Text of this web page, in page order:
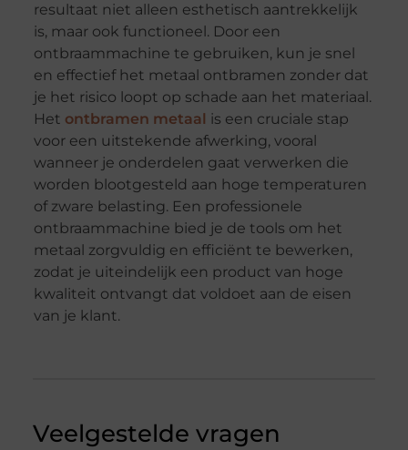
resultaat niet alleen esthetisch aantrekkelijk
is, maar ook functioneel. Door een
ontbraammachine te gebruiken, kun je snel
en effectief het metaal ontbramen zonder dat
je het risico loopt op schade aan het materiaal.
Het ontbramen metaal is een cruciale stap
voor een uitstekende afwerking, vooral
wanneer je onderdelen gaat verwerken die
worden blootgesteld aan hoge temperaturen
of zware belasting. Een professionele
ontbraammachine bied je de tools om het
metaal zorgvuldig en efficiënt te bewerken,
zodat je uiteindelijk een product van hoge
kwaliteit ontvangt dat voldoet aan de eisen
van je klant.
Veelgestelde vragen